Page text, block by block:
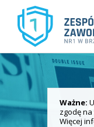
Ważne:
zgodę
Więcej